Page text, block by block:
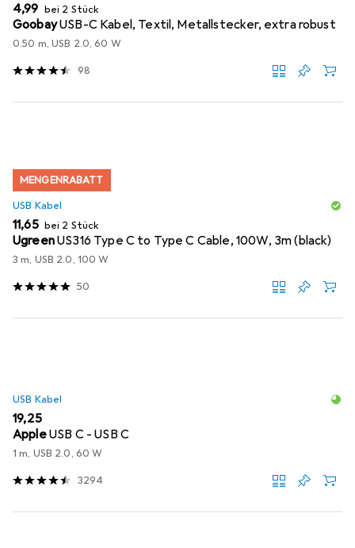
EUR
4,99 bei 2 Stück
GoobayUSB-C Kabel, Textil, Metallstecker, extra robust
0.50 m, USB 2.0, 60 W
98
MENGENRABATT
USB Kabel
EUR
11,65 bei 2 Stück
UgreenUS316 Type C to Type C Cable, 100W, 3m (black)
3 m, USB 2.0, 100 W
50
USB Kabel
EUR
19,25
AppleUSB C - USB C
1 m, USB 2.0, 60 W
3294